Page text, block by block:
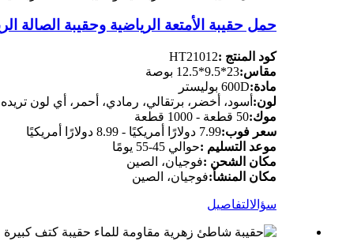
حمل حقيبة الأمتعة الرياضية وحقيبة
كود المنتج :HT21012
مقاس:23*9.5*12.5 بوصة
مادة:600D بوليستر
لون: أسود، أخضر، برتقالي، رمادي، أحمر، أي لون تريده
موك:50 قطعة - 1000 قطعة
سعر فوب:7.99 دولارًا أمريكيًا - 8.99 دولارًا أمريكيًا
موعد التسليم :حوالي 45-55 يومًا
مكان الشحن :فوجيان، الصين
مكان المنشأ:فوجيان، الصين
سؤالالتفاصيل